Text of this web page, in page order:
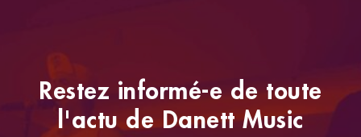
Restez informé-e de toute
l'actu de Danett Music